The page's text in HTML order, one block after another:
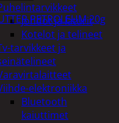
Johdot ja laturit
Kotelot ja telineet
tarvikkeet ja
elektroniikka
Bluetooth
kaiuttimet
PETROLEUM 20g